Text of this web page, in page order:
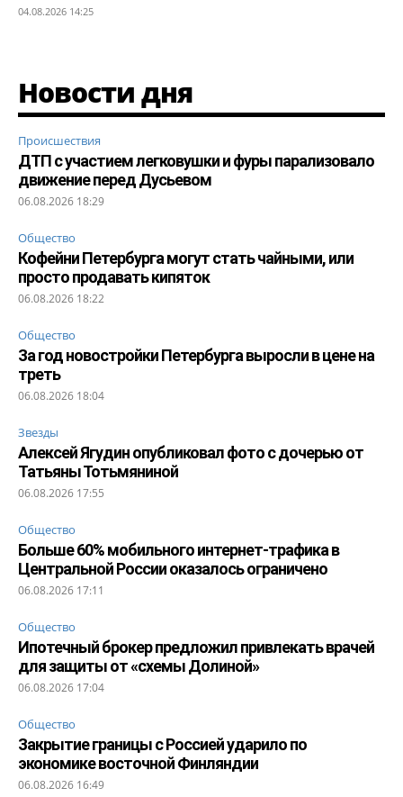
04.08.2026 14:25
Новости дня
Происшествия
ДТП с участием легковушки и фуры парализовало
движение перед Дусьевом
06.08.2026 18:29
Общество
Кофейни Петербурга могут стать чайными, или
просто продавать кипяток
06.08.2026 18:22
Общество
За год новостройки Петербурга выросли в цене на
треть
06.08.2026 18:04
Звезды
Алексей Ягудин опубликовал фото с дочерью от
Татьяны Тотьмяниной
06.08.2026 17:55
Общество
Больше 60% мобильного интернет-трафика в
Центральной России оказалось ограничено
06.08.2026 17:11
Общество
Ипотечный брокер предложил привлекать врачей
для защиты от «схемы Долиной»
06.08.2026 17:04
Общество
Закрытие границы с Россией ударило по
экономике восточной Финляндии
06.08.2026 16:49